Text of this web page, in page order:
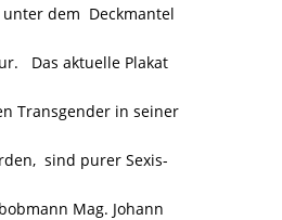
dem Deckmantel
Das aktuelle Plakat
Transgender in seiner
sind purer Sexis-
Mag. Johann